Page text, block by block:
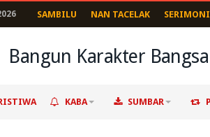
SAMBILU NAN TACELAK
KABA SUMBAR